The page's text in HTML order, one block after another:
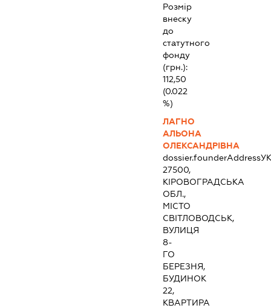
Розмір
внеску
до
статутного
фонду
(грн.):
112,50
(0.022
%)
ЛАГНО
АЛЬОНА
ОЛЕКСАНДРІВНА
dossier.founderAddress
27500,
КІРОВОГРАДСЬКА
ОБЛ.,
МІСТО
СВІТЛОВОДСЬК,
ВУЛИЦЯ
8-
ГО
БЕРЕЗНЯ,
БУДИНОК
22,
КВАРТИРА